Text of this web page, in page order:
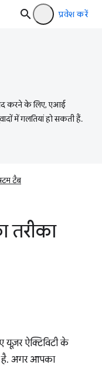
प्रवेश करें
करने के लिए, एआई
में गलतियां हो सकती हैं.
टैब
तरीका
ऐक्टिविटी के
है. अगर आपका